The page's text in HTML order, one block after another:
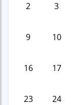
2 3
9 10
16 17
23 24